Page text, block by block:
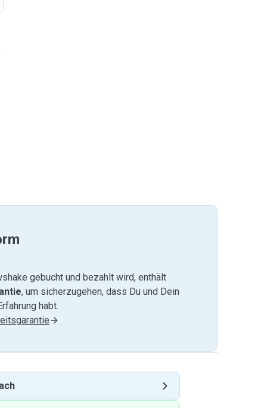
gebucht und bezahlt wird, enthält
, um sicherzugehen, dass Du und Dein
habt.